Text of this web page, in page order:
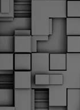
MAR
Ξεκίνησαν
δήμους και
μέρες ζει ο
θυμίσουμε ότι
έχουν να